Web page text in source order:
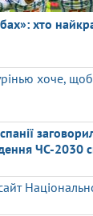
хто
хоче,
ЧС-2030